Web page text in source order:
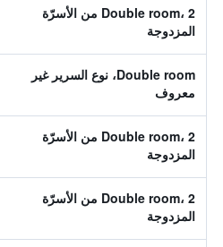
Double room، 2 من الأسرّة
المزدوجة
Double room، نوع السرير غير
معروف
Double room، 2 من الأسرّة
المزدوجة
Double room، 2 من الأسرّة
المزدوجة